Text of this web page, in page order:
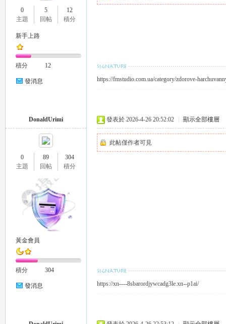
0
主題
5
回帖
12
積分
新手上路
積分 12
發消息 https://fmstudio.com.ua/category/zdorove-
DonaldUrimi
0
主題
89
回帖
304
積分
黃金會員
積分 304
發消息
發表於 2026-4-26 20:52:02 顯示全部樓層
此帖僅作者可見
https://xn----8sbarordjywcadg3le.xn--p1ai/